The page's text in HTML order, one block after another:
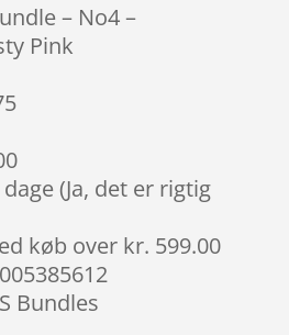
– No4 –
Pink
(Ja, det er rigtig
køb over kr. 599.00
Bundles